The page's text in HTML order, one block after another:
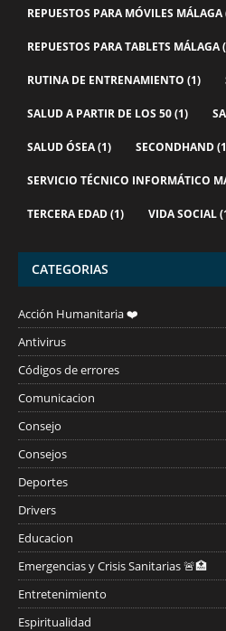
REPUESTOS PARA MÓVILES MÁLAGA
REPUESTOS PARA TABLETS MÁLAGA
RUTINA DE ENTRENAMIENTO (1)
SALUD A PARTIR DE LOS 50(1)
SALUD ÓSEA(1) SECONDHAND
SERVICIO TÉCNICO INFORMÁTICO
TERCERA EDAD(1) VIDA SOCIAL
CATEGORIAS
Acción Humanitaria ❤️
Antivirus
Códigos de errores
Comunicacion
Consejo
Consejos
Deportes
Drivers
Educacion
Emergencias y Crisis Sanitarias 🚨🏥
Entretenimiento
Espiritualidad